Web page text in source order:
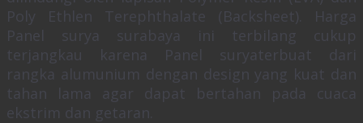
Poly Ethlen Terephthalate (Backsheet). Harga
Panel surya surabaya ini terbilang cukup
terjangkau karena Panel suryaterbuat dari
rangka alumunium dengan design yang kuat dan
tahan lama agar dapat bertahan pada cuaca
ekstrim dan getaran.